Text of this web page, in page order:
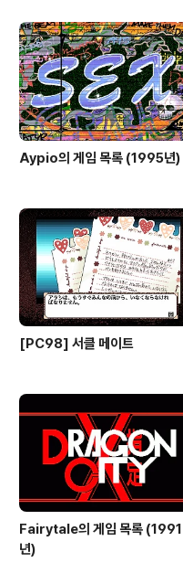
Aypio의 게임 목록 (1995년)
[PC98] 서클 메이트
Fairytale의 게임 목록 (1991
년)